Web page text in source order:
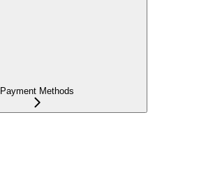
Payment Methods